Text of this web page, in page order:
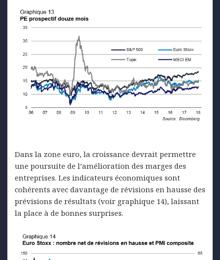
Dans la zone euro, la croissance devrait permettre
une poursuite de l’amélioration des marges des
entreprises. Les indicateurs économiques sont
cohérents avec davantage de révisions en hausse des
prévisions de résultats (voir graphique 14), laissant
la place à de bonnes surprises.